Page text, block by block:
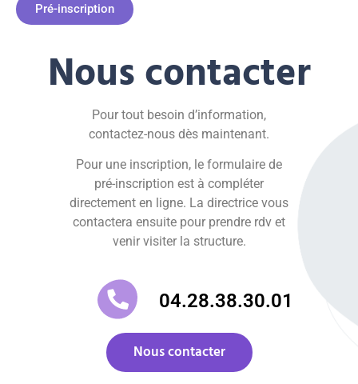
Pré-inscription
Nous contacter
Pour tout besoin d’information,
contactez-nous dès maintenant.
Pour une inscription, le formulaire de
pré-inscription est à compléter
directement en ligne. La directrice vous
contactera ensuite pour prendre rdv et
venir visiter la structure.
04.28.38.30.01
Nous contacter